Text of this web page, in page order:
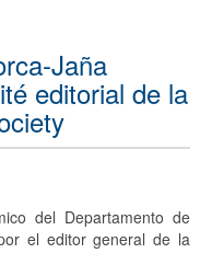
Jaña
editorial de la
del Departamento de
el editor general de la